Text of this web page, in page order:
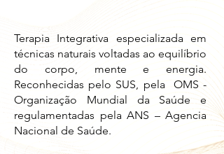
Terapia Integrativa especializada em
técnicas naturais voltadas ao equilíbrio
do corpo, mente e energia.
Reconhecidas pelo SUS, pela OMS -
Organização Mundial da Saúde e
regulamentadas pela ANS – Agencia
Nacional de Saúde.